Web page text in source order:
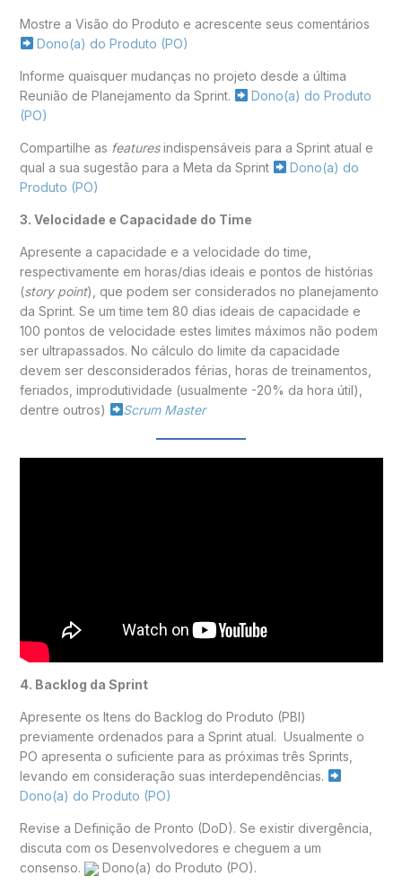
Mostre a Visão do Produto e acrescente seus comentários
Dono(a) do Produto (PO)
Informe quaisquer mudanças no projeto desde a última
Reunião de Planejamento da Sprint.
Dono(a) do Produto
(PO)
Compartilhe as featuresindispensáveis para a Sprint atual e
qual a sua sugestão para a Meta da Sprint
Dono(a) do
Produto (PO)
3. Velocidade e Capacidade do Time
Apresente a capacidade e a velocidade do time,
respectivamente em horas/dias ideais e pontos de histórias
(story point), que podem ser considerados no planejamento
da Sprint. Se um time tem 80 dias ideais de capacidade e
100 pontos de velocidade estes limites máximos não podem
ser ultrapassados. No cálculo do limite da capacidade
devem ser desconsiderados férias, horas de treinamentos,
feriados, improdutividade (usualmente -20% da hora útil),
dentre outros)
Scrum Master
4. Backlog da Sprint
Apresente os Itens do Backlog do Produto (PBI)
previamente ordenados para a Sprint atual. Usualmente o
PO apresenta o suficiente para as próximas três Sprints,
levando em consideração suas interdependências.
Dono(a) do Produto (PO)
Revise a Definição de Pronto (DoD). Se existir divergência,
discuta com os Desenvolvedores e cheguem a um
consenso.
Dono(a) do Produto (PO).